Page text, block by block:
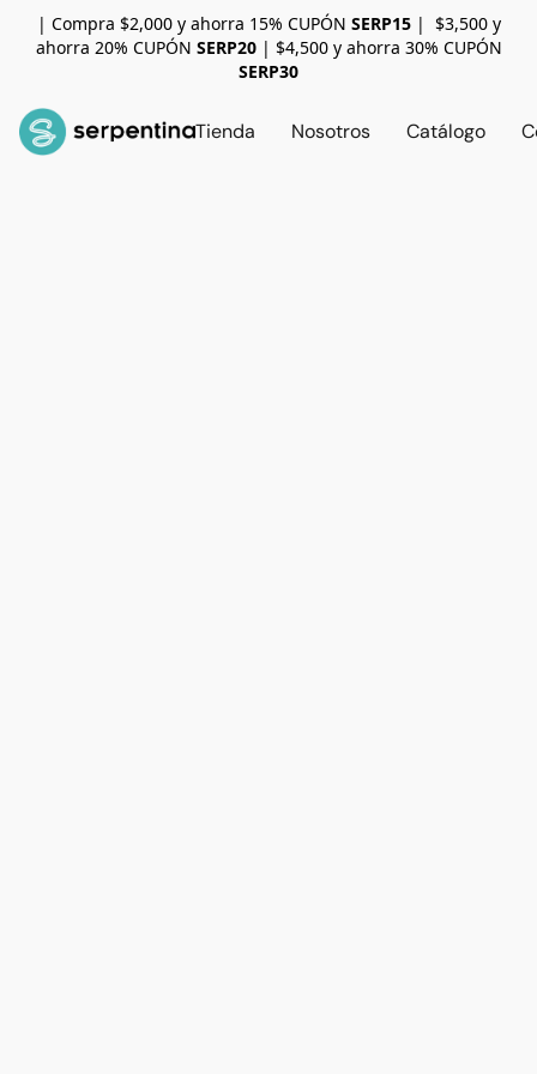
| Compra $2,000 y ahorra 15% CUPÓN SERP15| $3,500 y
ahorra 20% CUPÓN SERP20| $4,500 y ahorra 30% CUPÓN
SERP30
Tienda Nosotros Catálogo